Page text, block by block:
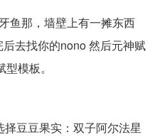
鱼那，墙壁上有一摊东西
去找你的nono 然后元神赋
模板。
豆豆果实：双子阿尔法星